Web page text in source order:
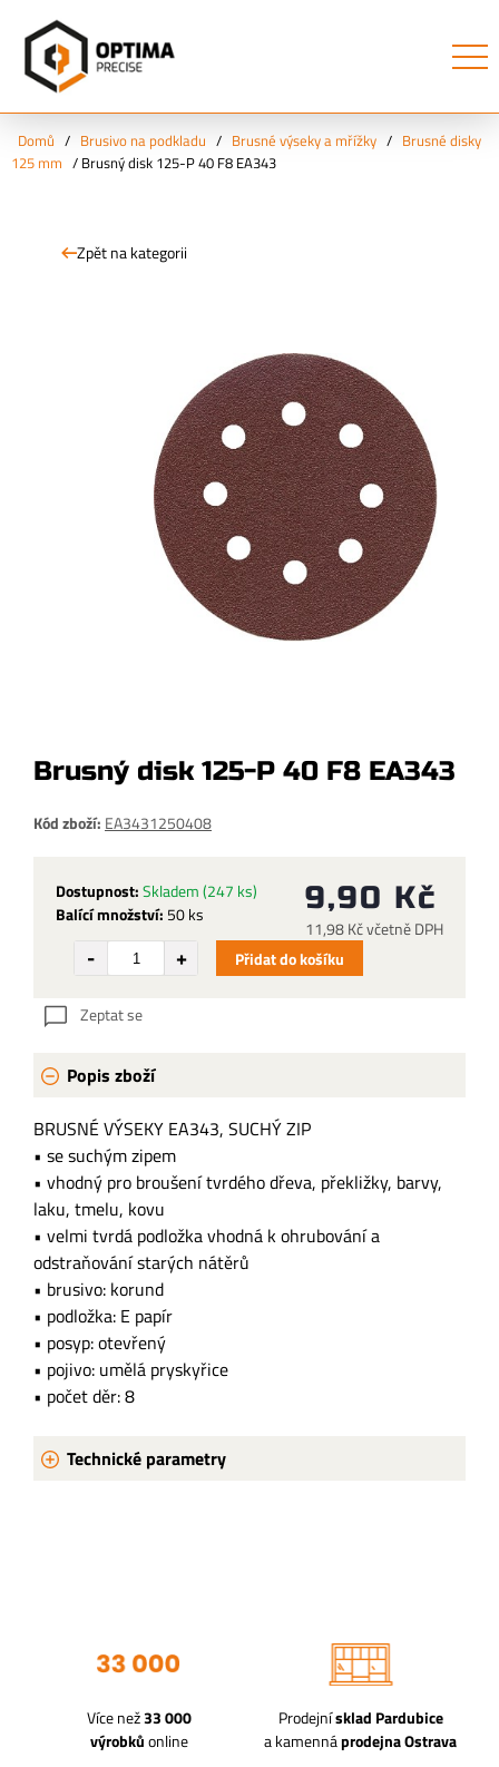
Domů / Brusivo na podkladu / Brusné výseky a mřížky / Brusné disky
125 mm / Brusný disk 125-P 40 F8 EA343
Zpět na kategorii
Brusný disk 125-P 40 F8 EA343
Kód zboží: EA3431250408
Dostupnost:Skladem(247 ks)
Balící množství: 50 ks 9,90 Kč
11,98 Kč včetně DPH
Přidat do košíku
Zeptat se
Popis zboží
BRUSNÉ VÝSEKY EA343, SUCHÝ ZIP
• se suchým zipem
• vhodný pro broušení tvrdého dřeva, překližky, barvy,
laku, tmelu, kovu
• velmi tvrdá podložka vhodná k ohrubování a
odstraňování starých nátěrů
• brusivo: korund
• podložka: E papír
• posyp: otevřený
• pojivo: umělá pryskyřice
• počet děr: 8
Technické parametry
Více než33 000
výrobkůonline
Prodejnísklad Pardubice
a kamennáprodejna Ostrava